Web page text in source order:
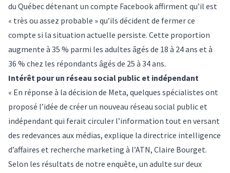
du Québec détenant un compte Facebook affirment qu’il est
« très ou assez probable » qu’ils décident de fermer ce
compte si la situation actuelle persiste. Cette proportion
augmente à 35 % parmi les adultes âgés de 18 à 24 ans et à
36 % chez les répondants âgés de 25 à 34 ans.
Intérêt pour un réseau social public et indépendant
« En réponse à la décision de Meta, quelques spécialistes ont
proposé l’idée de créer un nouveau réseau social public et
indépendant qui ferait circuler l’information tout en versant
des redevances aux médias, explique la directrice intelligence
d’affaires et recherche marketing à l’ATN, Claire Bourget.
Selon les résultats de notre enquête, un adulte sur deux